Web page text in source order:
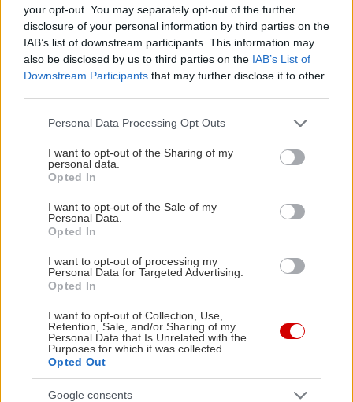
your opt-out. You may separately opt-out of the further
disclosure of your personal information by third parties on the
IAB’s list of downstream participants. This information may
also be disclosed by us to third parties on the IAB’s List of
Downstream Participants that may further disclose it to other
Please note that this website/app uses one or more Google
not limited to your visit or usage behaviour. You may click to
grant or deny consent to Google and its third-party tags to
use your data for below specified purposes in below Google
consent section.
Personal Data Processing Opt Outs
I want to opt-out of the Sharing of my
personal data.
Opted In
I want to opt-out of the Sale of my
Personal Data.
Opted In
I want to opt-out of processing my
Personal Data for Targeted Advertising.
Opted In
I want to opt-out of Collection, Use,
Retention, Sale, and/or Sharing of my
Personal Data that Is Unrelated with the
Purposes for which it was collected.
Opted Out
Google consents
Στο JWRC, ο Ali Turkkan έμεινε μακριά από
του νίκη στην κατηγορία.
Ανάμεσα στα ελληνικά πληρώματα επικράτησαν
οι Γιάννης Πλάγος-Χρήστος Κουζιώνης με ένα
επιβιώσουν σε έναν εξαιρετικά απαιτητικό αγώνα.
Στο άτυπο ελληνικό βάθρο τούς ακολούθησαν οι
Καρανικόλας-Κακαβάς και Χαλκιάς-Κομνός, με
Ford Fiesta Rally2 και Renault Clio Rally3,
αντίστοιχα.